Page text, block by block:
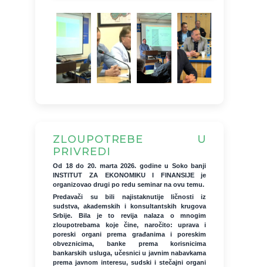
ZLOUPOTREBE U
PRIVREDI
Od 18 do 20. marta 2026. godine u Soko banji
INSTITUT ZA EKONOMIKU I FINANSIJE je
organizovao drugi po redu seminar na ovu temu.
Predavači su bili najistaknutije ličnosti iz
sudstva, akademskih i konsultantskih krugova
Srbije. Bila je to revija nalaza o mnogim
zloupotrebama koje čine, naročito: uprava i
poreski organi prema građanima i poreskim
obveznicima, banke prema korisnicima
bankarskih usluga, učesnici u javnim nabavkama
prema javnom interesu, sudski i stečajni organi